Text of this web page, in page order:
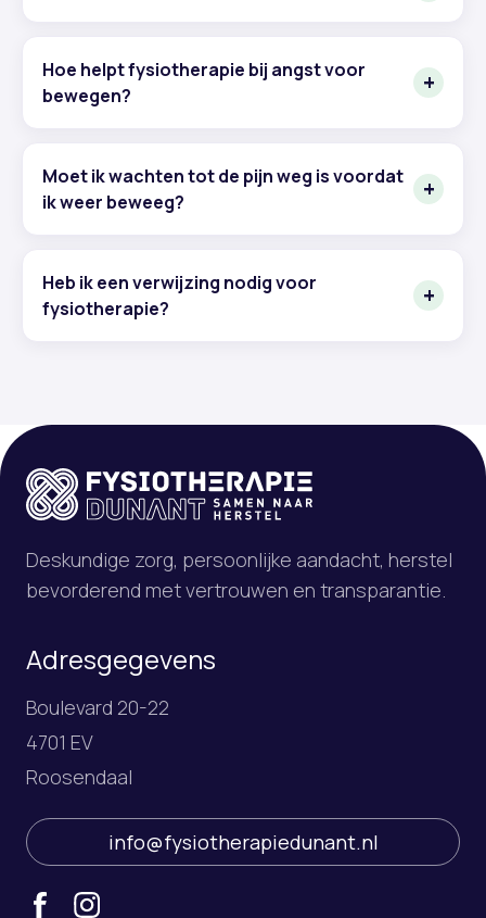
Hoe helpt fysiotherapie bij angst voor
bewegen?
Moet ik wachten tot de pijn weg is voordat
ik weer beweeg?
Heb ik een verwijzing nodig voor
fysiotherapie?
Deskundige zorg, persoonlijke aandacht, herstel
bevorderend met vertrouwen en transparantie.
Adresgegevens
Boulevard 20-22
4701 EV
Roosendaal
info@fysiotherapiedunant.nl